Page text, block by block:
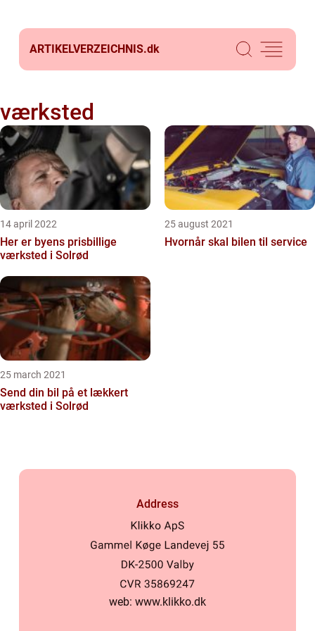
ARTIKELVERZEICHNIS.dk
værksted
14 april 2022
Her er byens prisbillige
værksted i Solrød
25 august 2021
Hvornår skal bilen til service
25 march 2021
Send din bil på et lækkert
værksted i Solrød
Address
web: www.klikko.dk